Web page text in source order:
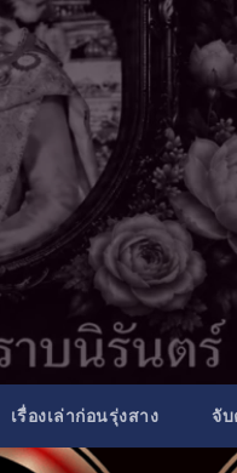
เรื่องเล่าก่อนรุ่งสาง จั